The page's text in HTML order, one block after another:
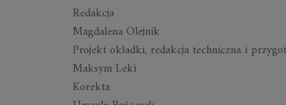
Redakcja
Magdalena Olejnik
Projekt okładki, redakcja techniczna i
Maksym Leki
Korekta